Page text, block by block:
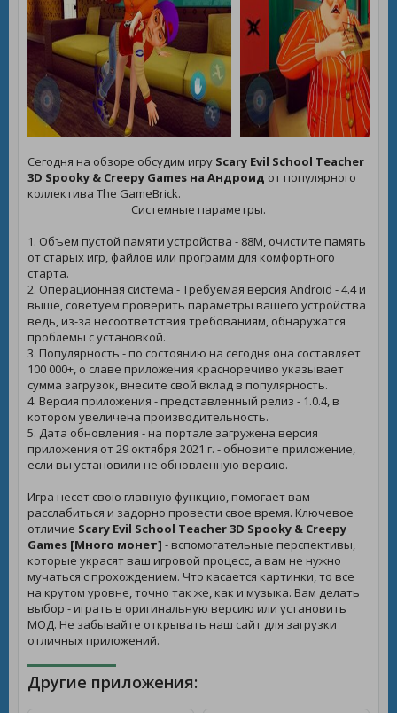
Сегодня на обзоре обсудим игру Scary Evil School Teacher
3D Spooky & Creepy Games на Андроид от популярного
коллектива The GameBrick.
Системные параметры.
1. Объем пустой памяти устройства - 88M, очистите память
от старых игр, файлов или программ для комфортного
старта.
2. Операционная система - Требуемая версия Android - 4.4 и
выше, советуем проверить параметры вашего устройства
ведь, из-за несоответствия требованиям, обнаружатся
проблемы с установкой.
3. Популярность - по состоянию на сегодня она составляет
100 000+, о славе приложения красноречиво указывает
сумма загрузок, внесите свой вклад в популярность.
4. Версия приложения - представленный релиз - 1.0.4, в
котором увеличена производительность.
5. Дата обновления - на портале загружена версия
приложения от 29 октября 2021 г. - обновите приложение,
если вы установили не обновленную версию.
Игра несет свою главную функцию, помогает вам
расслабиться и задорно провести свое время. Ключевое
отличие Scary Evil School Teacher 3D Spooky & Creepy
Games [Много монет] - вспомогательные перспективы,
которые украсят ваш игровой процесс, а вам не нужно
мучаться с прохождением. Что касается картинки, то все
на крутом уровне, точно так же, как и музыка. Вам делать
выбор - играть в оригинальную версию или установить
МОД. Не забывайте открывать наш сайт для загрузки
отличных приложений.
Другие приложения: